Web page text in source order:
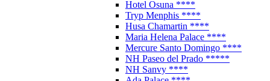
Hotel Osuna ****
Tryp Menphis ****
Husa Chamartin ****
Maria Helena Palace ****
Mercure Santo Domingo ****
NH Paseo del Prado *****
NH Sanvy ****